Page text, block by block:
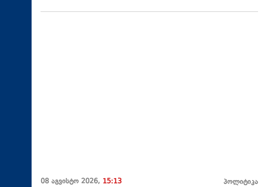
08 აგვისტო 2026, 15:13 პოლიტიკა